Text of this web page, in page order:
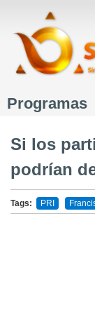
Menú
Programas
Si los
podrían
Tags: PRI